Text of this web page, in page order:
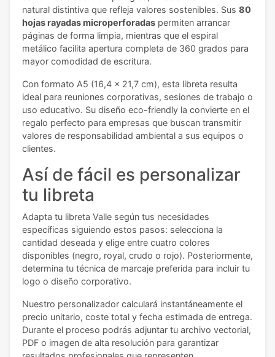
natural distintiva que refleja valores sostenibles. Sus 80
hojas rayadas microperforadas permiten arrancar
páginas de forma limpia, mientras que el espiral
metálico facilita apertura completa de 360 grados para
mayor comodidad de escritura.
Con formato A5 (16,4 x 21,7 cm), esta libreta resulta
ideal para reuniones corporativas, sesiones de trabajo o
uso educativo. Su diseño eco-friendly la convierte en el
regalo perfecto para empresas que buscan transmitir
valores de responsabilidad ambiental a sus equipos o
clientes.
Así de fácil es personalizar
tu libreta
Adapta tu libreta Valle según tus necesidades
específicas siguiendo estos pasos: selecciona la
cantidad deseada y elige entre cuatro colores
disponibles (negro, royal, crudo o rojo). Posteriormente,
determina tu técnica de marcaje preferida para incluir tu
logo o diseño corporativo.
Nuestro personalizador calculará instantáneamente el
precio unitario, coste total y fecha estimada de entrega.
Durante el proceso podrás adjuntar tu archivo vectorial,
PDF o imagen de alta resolución para garantizar